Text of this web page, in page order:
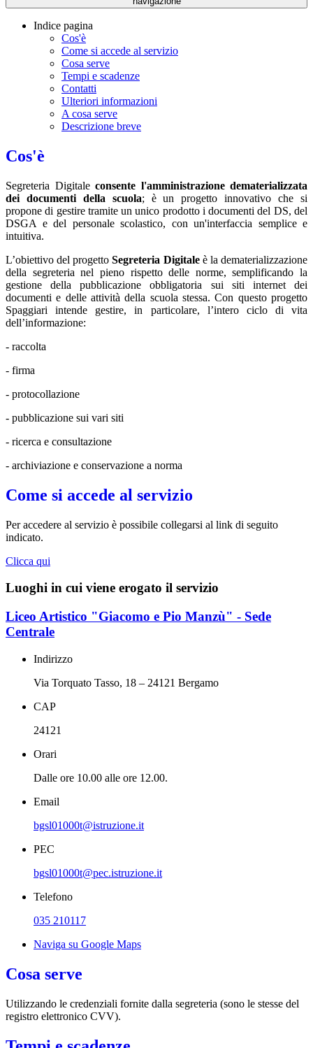
Indice pagina
Cos'è
Come si accede al servizio
Cosa serve
Tempi e scadenze
Contatti
Ulteriori informazioni
A cosa serve
Descrizione breve
Cos'è
Segreteria Digitale consente l'amministrazione dematerializzata
dei documenti della scuola; è un progetto innovativo che si
propone di gestire tramite un unico prodotto i documenti del DS, del
DSGA e del personale scolastico, con un'interfaccia semplice e
intuitiva.
L’obiettivo del progetto Segreteria Digitale è la dematerializzazione
della segreteria nel pieno rispetto delle norme, semplificando la
gestione della pubblicazione obbligatoria sui siti internet dei
documenti e delle attività della scuola stessa. Con questo progetto
Spaggiari intende gestire, in particolare, l’intero ciclo di vita
dell’informazione:
- raccolta
- firma
- protocollazione
- pubblicazione sui vari siti
- ricerca e consultazione
- archiviazione e conservazione a norma
Come si accede al servizio
Per accedere al servizio è possibile collegarsi al link di seguito
indicato.
Clicca qui
Luoghi in cui viene erogato il servizio
Liceo Artistico "Giacomo e Pio Manzù" - Sede
Centrale
Indirizzo
Via Torquato Tasso, 18 – 24121 Bergamo
CAP
24121
Orari
Dalle ore 10.00 alle ore 12.00.
Email
bgsl01000t@istruzione.it
PEC
bgsl01000t@pec.istruzione.it
Telefono
035 210117
Naviga su Google Maps
Cosa serve
Utilizzando le credenziali fornite dalla segreteria (sono le stesse del
registro elettronico CVV).